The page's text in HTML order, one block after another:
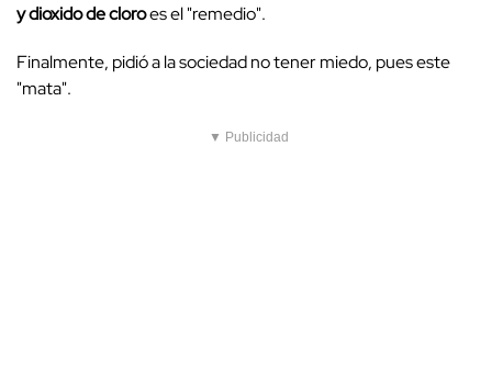
y dioxido de cloroes el "remedio".
Finalmente, pidió a la sociedad no tener miedo, pues este
"mata".
▼ Publicidad